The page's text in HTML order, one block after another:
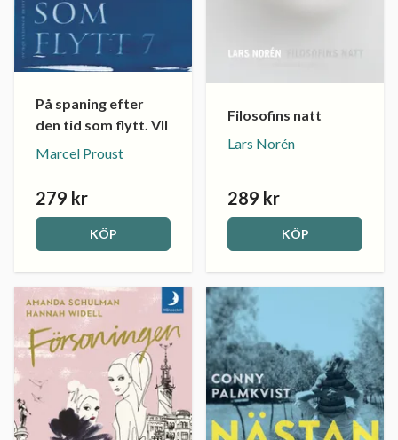
På spaning efter
den tid som flytt. VII
Marcel Proust
279 kr
KÖP
Filosofins natt
Lars Norén
289 kr
KÖP